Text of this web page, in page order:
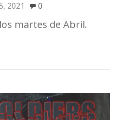
2021 0
martes de Abril.